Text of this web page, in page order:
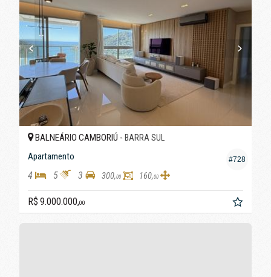
#728
BALNEÁRIO CAMBORIÚ - BARRA SUL
Apartamento
4 5 3 300,00 160,00
R$ 9.000.000,00